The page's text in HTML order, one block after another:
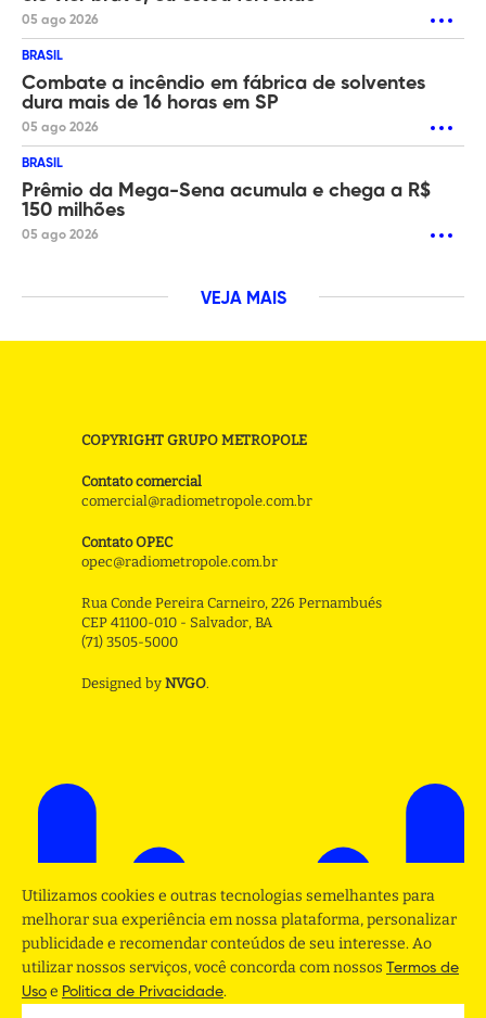
05 ago 2026
BRASIL
Combate a incêndio em fábrica de solventes
dura mais de 16 horas em SP
05 ago 2026
BRASIL
Prêmio da Mega-Sena acumula e chega a R$
150 milhões
05 ago 2026
VEJA MAIS
COPYRIGHT GRUPO METROPOLE
Contato comercial
comercial@radiometropole.com.br
Contato OPEC
opec@radiometropole.com.br
Rua Conde Pereira Carneiro, 226 Pernambués
CEP 41100-010 - Salvador, BA
(71) 3505-5000
Designed by NVGO.
Utilizamos cookies e outras tecnologias semelhantes para
melhorar sua experiência em nossa plataforma, personalizar
publicidade e recomendar conteúdos de seu interesse. Ao
utilizar nossos serviços, você concorda com nossos Termos de
Uso e Politica de Privacidade.